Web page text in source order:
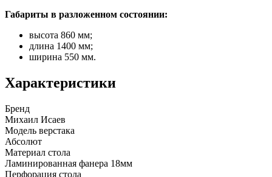
Габариты в разложенном состоянии:
высота 860 мм;
длина 1400 мм;
ширина 550 мм.
Характеристики
Бренд
Михаил Исаев
Модель верстака
Абсолют
Материал стола
Ламинированная фанера 18мм
Перфорация стола